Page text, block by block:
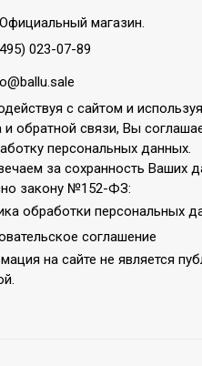
магазин.
023-07-89
с сайтом и
и обратной связи, Вы
персональных данных.
за сохранность Ваших
закону №152-ФЗ:
обработки персональных
соглашение
на сайте не является